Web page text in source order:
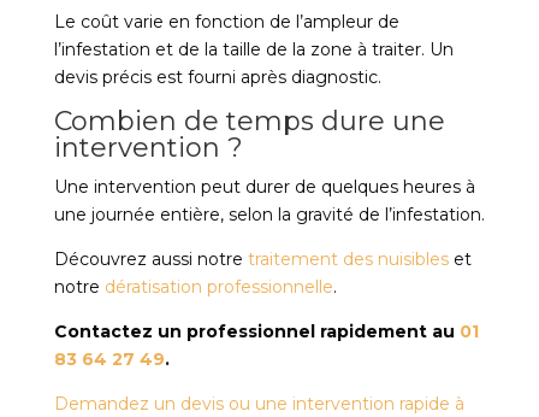
Le coût varie en fonction de l’ampleur de
l’infestation et de la taille de la zone à traiter. Un
devis précis est fourni après diagnostic.
Combien de temps dure une
intervention ?
Une intervention peut durer de quelques heures à
une journée entière, selon la gravité de l’infestation.
Découvrez aussi notre traitement des nuisibleset
notre dératisation professionnelle.
Contactez un professionnel rapidement au 01
83 64 27 49.
Demandez un devis ou une intervention rapide à